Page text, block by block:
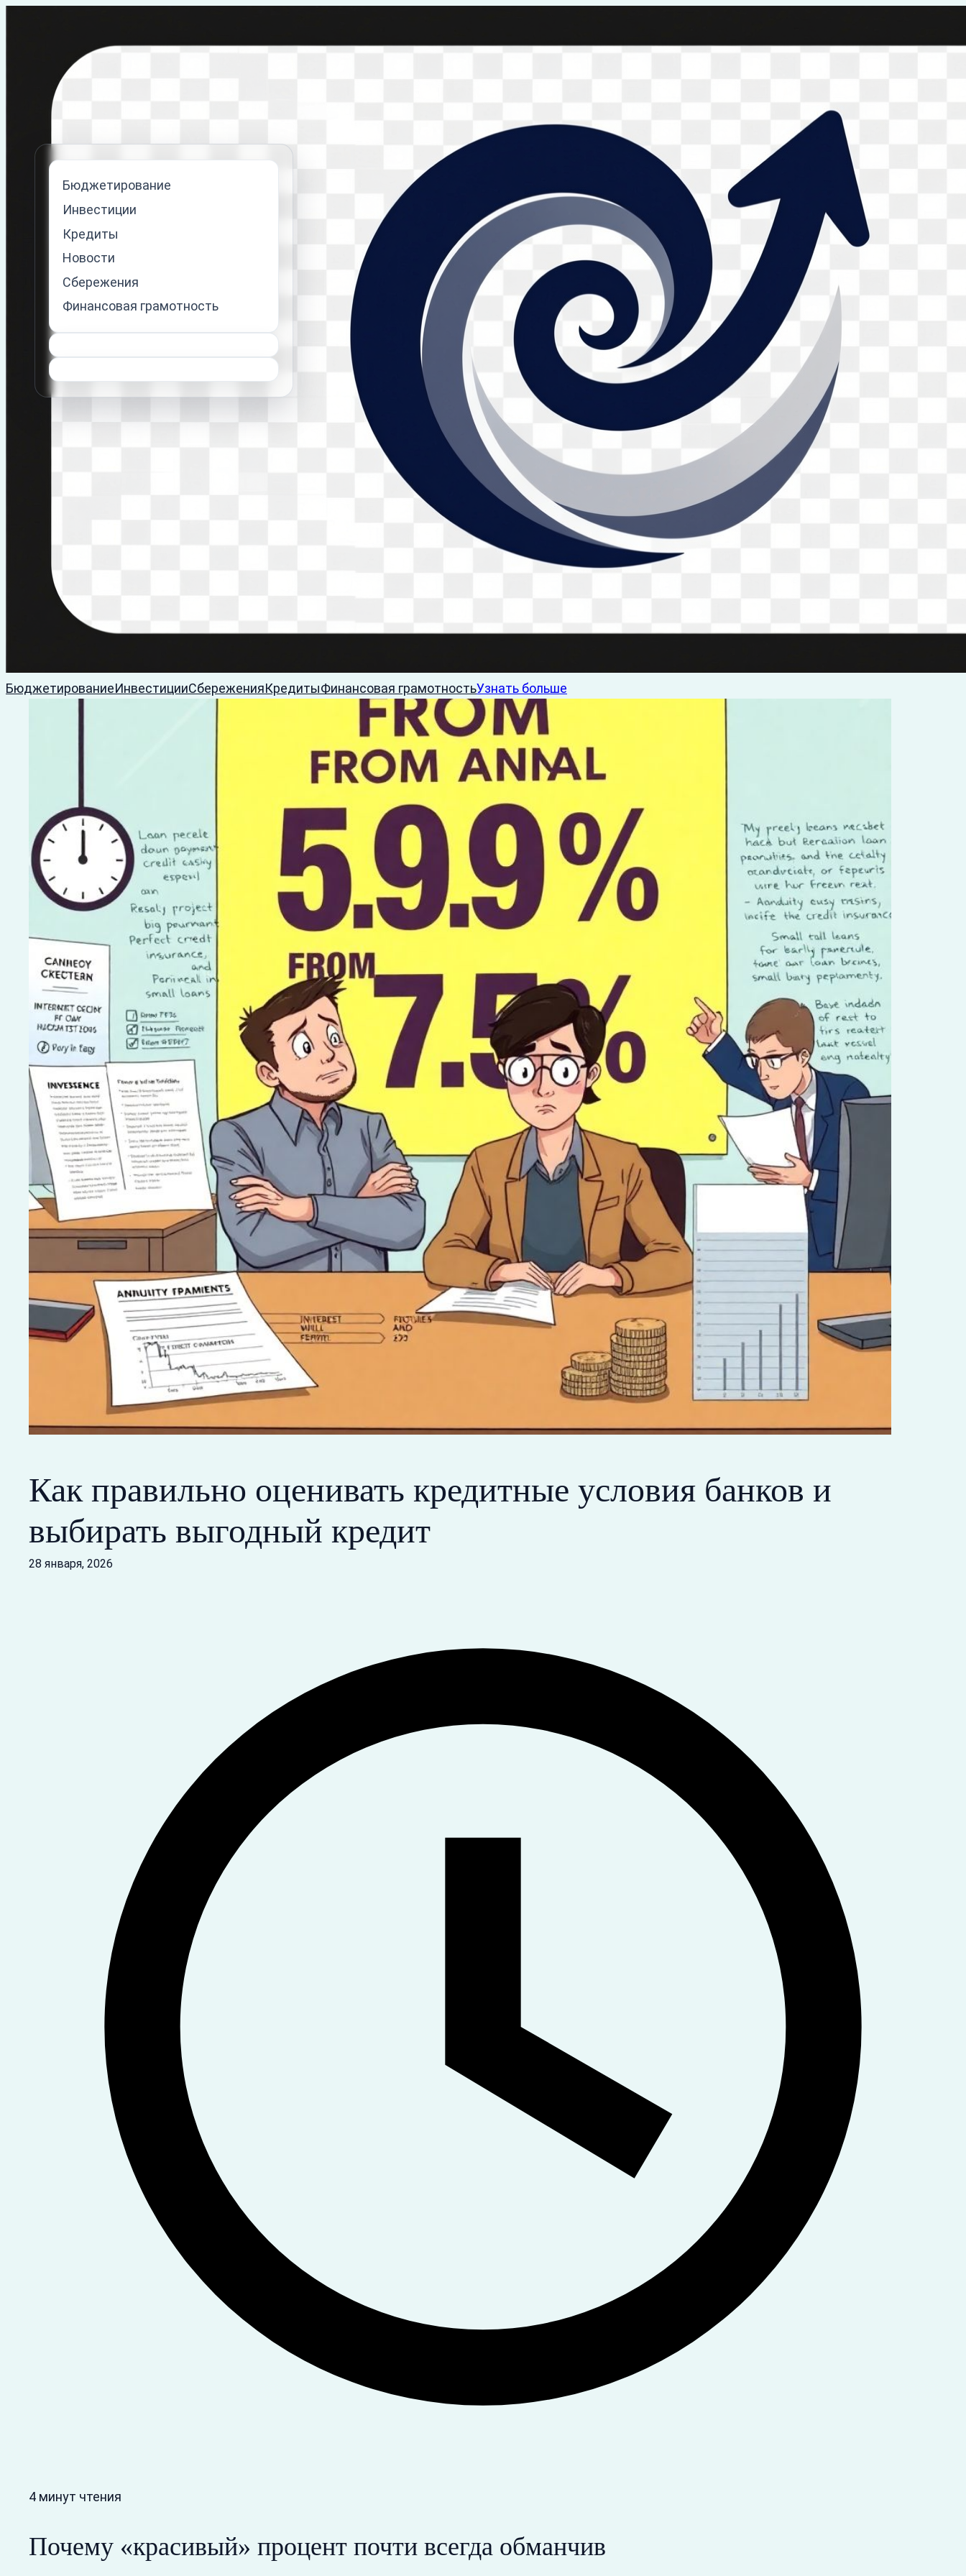
содержимому
БюджетированиеИнвестицииСбереженияКредитыФинансовая грамотностьУзнать больше
Как правильно оценивать кредитные условия банков и
выбирать выгодный кредит
28 января, 2026
4 минут чтения
Почему «красивый» процент почти всегда обманчив
Бюджетирование
Инвестиции
Кредиты
Новости
Сбережения
Финансовая грамотность